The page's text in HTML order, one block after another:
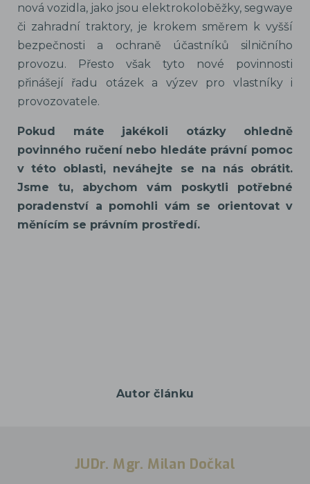
nová vozidla, jako jsou elektrokoloběžky, segwaye
či zahradní traktory, je krokem směrem k vyšší
bezpečnosti a ochraně účastníků silničního
provozu. Přesto však tyto nové povinnosti
přinášejí řadu otázek a výzev pro vlastníky i
provozovatele.
Pokud máte jakékoli otázky ohledně
povinného ručení nebo hledáte právní pomoc
v této oblasti, neváhejte se na nás obrátit.
Jsme tu, abychom vám poskytli potřebné
poradenství a pomohli vám se orientovat v
měnícím se právním prostředí.
Autor článku
JUDr. Mgr. Milan Dočkal